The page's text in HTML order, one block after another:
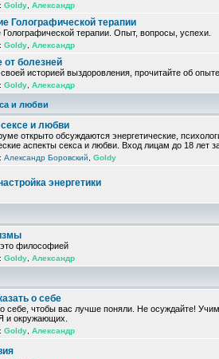
Goldy Александр
Голографической терапии
терапии. Опыт, вопросы, успехи.
Goldy Александр
от болезней
историей выздоровления, прочитайте об
Goldy Александр
и любви
и любви
открыто обсуждаются энергетические,
аспекты секса и любви. Вход лицам до 18 лет
Александр Боровский Goldy
энергетики
философией
Goldy Александр
о себе
себе, чтобы вас лучше поняли. Не осуждайте!
и окружающих.
Goldy Александр